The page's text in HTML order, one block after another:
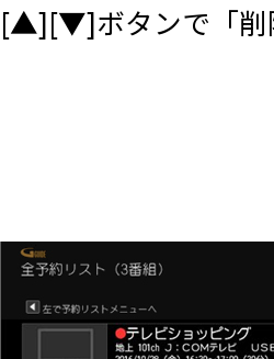
[▲][▼]ボタンで「削